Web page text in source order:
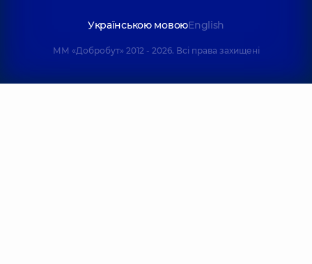
Українською мовоюEnglish
ММ «Добробут» 2012 - 2026. Всі права захищені